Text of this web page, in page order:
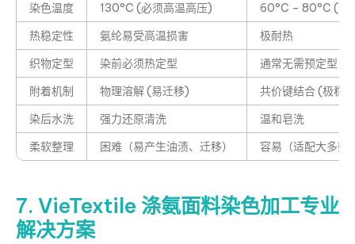
染色温度
130°C (必须高温高压)
60°C – 80°C (常
热稳定性
氨纶易受高温损害
极耐热
织物定型
染前必须热定型
通常无需预定型
附着机制
物理溶解 (易迁移)
共价键结合 (极稳
染后水洗
强力还原清洗
温和皂洗
柔软整理
困难（易产生油渍、迁移） 容易（适配大多数
7. VieTextile 涤氨面料染色加工专业
解决方案